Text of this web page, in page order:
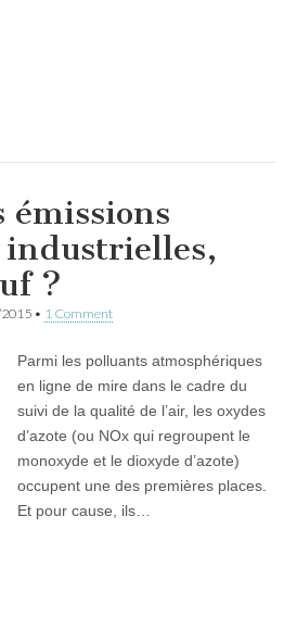
industrielles,
?
• 1 Comment
Parmi les polluants atmosphériques
en ligne de mire dans le cadre du
suivi de la qualité de l’air, les oxydes
d’azote (ou NOx qui regroupent le
monoxyde et le dioxyde d’azote)
occupent une des premières places.
Et pour cause, ils…